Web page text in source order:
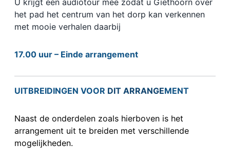
U krijgt een audiotour mee zodat u Giethoorn over
het pad het centrum van het dorp kan verkennen
met mooie verhalen daarbij
17.00 uur – Einde arrangement
UITBREIDINGEN VOOR DIT ARRANGEMENT
Naast de onderdelen zoals hierboven is het
arrangement uit te breiden met verschillende
mogelijkheden.